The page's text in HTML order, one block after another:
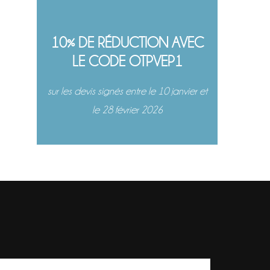
10% DE RÉDUCTION AVEC
LE CODE OTPVEP1
sur les devis signés entre le 10 janvier et
le 28 février 2026